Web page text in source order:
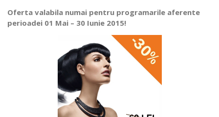
Oferta valabila numai pentru programarile aferente
perioadei 01 Mai – 30 Iunie 2015!